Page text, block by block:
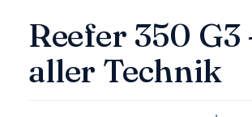
Reefer 350
aller Technik